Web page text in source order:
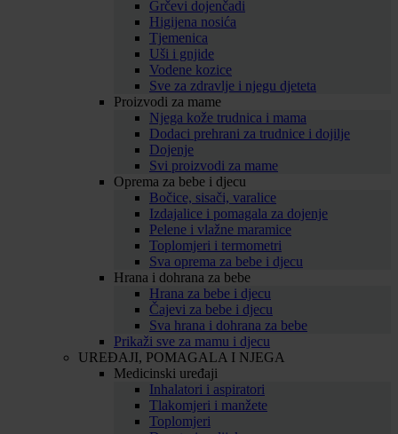
Grčevi dojenčadi
Higijena nosića
Tjemenica
Uši i gnjide
Vodene kozice
Sve za zdravlje i njegu djeteta
Proizvodi za mame
Njega kože trudnica i mama
Dodaci prehrani za trudnice i dojilje
Dojenje
Svi proizvodi za mame
Oprema za bebe i djecu
Bočice, sisači, varalice
Izdajalice i pomagala za dojenje
Pelene i vlažne maramice
Toplomjeri i termometri
Sva oprema za bebe i djecu
Hrana i dohrana za bebe
Hrana za bebe i djecu
Čajevi za bebe i djecu
Sva hrana i dohrana za bebe
Prikaži sve za mamu i djecu
UREĐAJI, POMAGALA I NJEGA
Medicinski uređaji
Inhalatori i aspiratori
Tlakomjeri i manžete
Toplomjeri